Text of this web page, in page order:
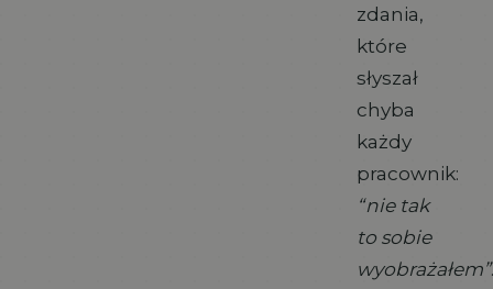
zdania,
które
słyszał
chyba
każdy
pracownik:
“nie tak
to sobie
wyobrażałem”.